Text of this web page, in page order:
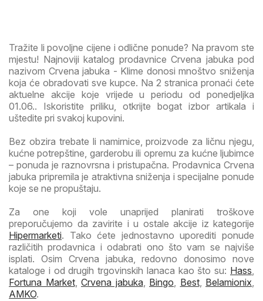
Tražite li povoljne cijene i odlične ponude? Na pravom ste
mjestu! Najnoviji katalog prodavnice Crvena jabuka pod
nazivom Crvena jabuka - Klime donosi mnoštvo sniženja
koja će obradovati sve kupce. Na 2 stranica pronaći ćete
aktuelne akcije koje vrijede u periodu od ponedjeljka
01.06.. Iskoristite priliku, otkrijte bogat izbor artikala i
uštedite pri svakoj kupovini.
Bez obzira trebate li namirnice, proizvode za ličnu njegu,
kućne potrepštine, garderobu ili opremu za kućne ljubimce
– ponuda je raznovrsna i pristupačna. Prodavnica Crvena
jabuka pripremila je atraktivna sniženja i specijalne ponude
koje se ne propuštaju.
Za one koji vole unaprijed planirati troškove
preporučujemo da zavirite i u ostale akcije iz kategorije
Hipermarketi. Tako ćete jednostavno uporediti ponude
različitih prodavnica i odabrati ono što vam se najviše
isplati. Osim Crvena jabuka, redovno donosimo nove
kataloge i od drugih trgovinskih lanaca kao što su: Hass,
Fortuna Market, Crvena jabuka, Bingo, Best, Belamionix,
AMKO.